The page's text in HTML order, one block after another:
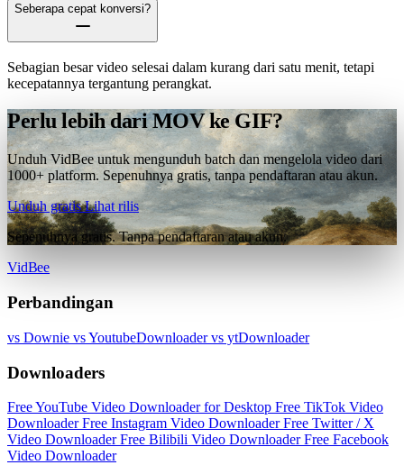
Seberapa cepat konversi?
Sebagian besar video selesai dalam kurang dari satu menit, tetapi
kecepatannya tergantung perangkat.
Perlu lebih dari MOV ke GIF?
Unduh VidBee untuk mengunduh batch dan mengelola video dari
1000+ platform. Sepenuhnya gratis, tanpa pendaftaran atau akun.
Unduh gratisLihat rilis
Sepenuhnya gratis. Tanpa pendaftaran atau akun.
VidBee
Perbandingan
vs Downie vs YoutubeDownloadervs ytDownloader
Downloaders
Free YouTube Video Downloader for Desktop Free TikTok Video
DownloaderFree Instagram Video DownloaderFree Twitter / X
Video DownloaderFree Bilibili Video DownloaderFree Facebook
Video Downloader